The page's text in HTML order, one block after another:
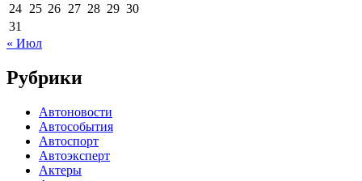
24 25 26 27 28 29 30
31
« Июл
Рубрики
Автоновости
Автособытия
Автоспорт
Автоэксперт
Актеры